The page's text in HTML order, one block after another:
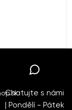
Chatujte s námi
| Pondělí - Pátek